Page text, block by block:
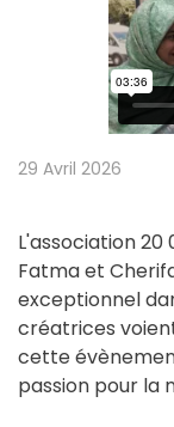
29 Avril 2026
L'association
Fatma et
exceptionnel
créatrices
cette
passion pour la